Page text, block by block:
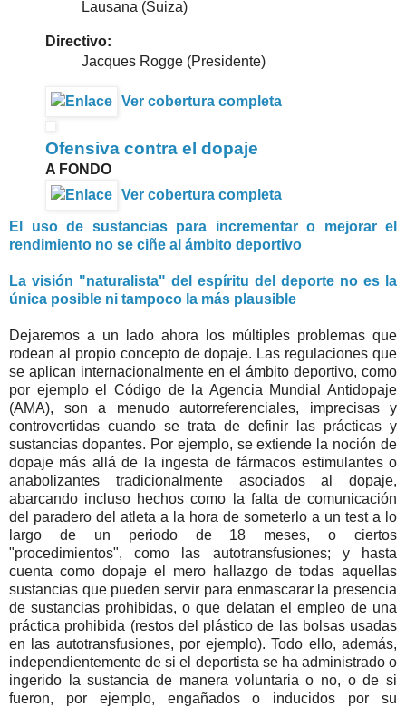
Lausana (Suiza)
Directivo:
Jacques Rogge (Presidente)
Ver cobertura completa
Ofensiva contra el dopaje
A FONDO
Ver cobertura completa
El uso de sustancias para incrementar o mejorar el
rendimiento no se ciñe al ámbito deportivo
La visión "naturalista" del espíritu del deporte no es la
única posible ni tampoco la más plausible
Dejaremos a un lado ahora los múltiples problemas que
rodean al propio concepto de dopaje. Las regulaciones que
se aplican internacionalmente en el ámbito deportivo, como
por ejemplo el Código de la Agencia Mundial Antidopaje
(AMA), son a menudo autorreferenciales, imprecisas y
controvertidas cuando se trata de definir las prácticas y
sustancias dopantes. Por ejemplo, se extiende la noción de
dopaje más allá de la ingesta de fármacos estimulantes o
anabolizantes tradicionalmente asociados al dopaje,
abarcando incluso hechos como la falta de comunicación
del paradero del atleta a la hora de someterlo a un test a lo
largo de un periodo de 18 meses, o ciertos
"procedimientos", como las autotransfusiones; y hasta
cuenta como dopaje el mero hallazgo de todas aquellas
sustancias que pueden servir para enmascarar la presencia
de sustancias prohibidas, o que delatan el empleo de una
práctica prohibida (restos del plástico de las bolsas usadas
en las autotransfusiones, por ejemplo). Todo ello, además,
independientemente de si el deportista se ha administrado o
ingerido la sustancia de manera voluntaria o no, o de si
fueron, por ejemplo, engañados o inducidos por su